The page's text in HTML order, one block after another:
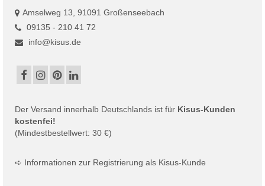
Amselweg 13, 91091 Großenseebach
09135 - 210 41 72
info@kisus.de
Der Versand innerhalb Deutschlands ist für Kisus-Kunden
kostenfei!
(Mindestbestellwert: 30 €)
➪ Informationen zur Registrierung als Kisus-Kunde